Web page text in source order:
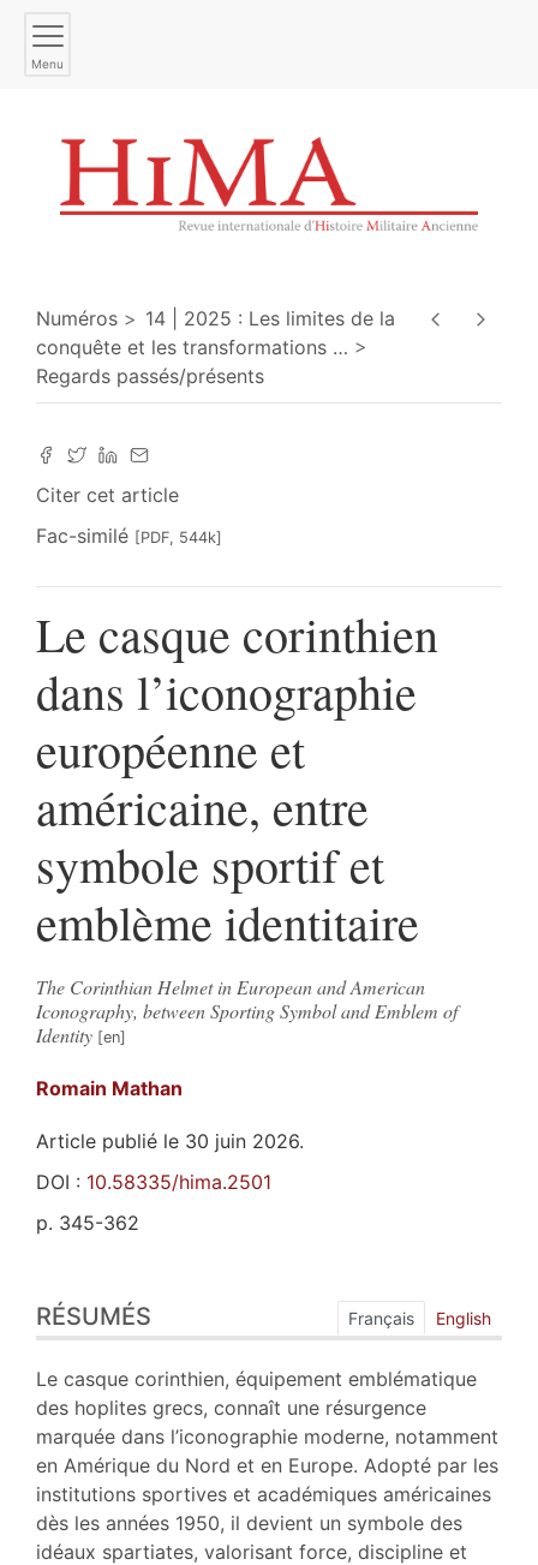
Menu
Numéros
14 | 2025 : Les limites de la
conquête et les transformations …
Regards passés/présents
Citer cet article
Fac-similé [PDF, 544k]
Le casque corinthien
dans l’iconographie
européenne et
américaine, entre
symbole sportif et
emblème identitaire
The Corinthian Helmet in European and American
Iconography, between Sporting Symbol and Emblem of
Identity
Romain Mathan
Article publié le 30 juin 2026.
DOI : 10.58335/hima.2501
p. 345-362
Index
Plan
Texte
Bibliographie
Notes
Illustrations
Citer cet article
Auteur
RÉSUMÉS Français English
Le casque corinthien, équipement emblématique
des hoplites grecs, connaît une résurgence
marquée dans l’iconographie moderne, notamment
en Amérique du Nord et en Europe. Adopté par les
institutions sportives et académiques américaines
dès les années 1950, il devient un symbole des
idéaux spartiates, valorisant force, discipline et